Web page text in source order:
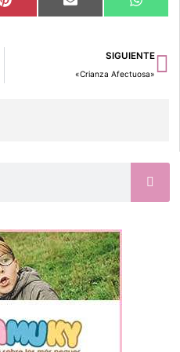
Compartir
en
Pinterest Compartir
en
Email
en
SIGUIENTE
«Crianza Afectuosa»